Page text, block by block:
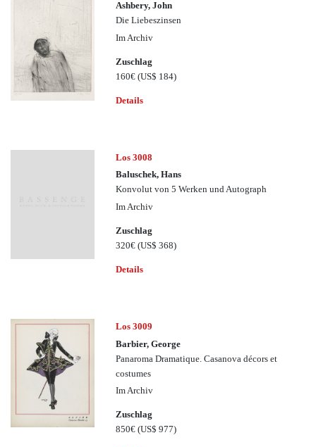
Ashbery, John
Die Liebeszinsen
Im Archiv
Zuschlag
160€(US$ 184)
Details
Los 3008
Baluschek, Hans
Konvolut von 5 Werken und Autograph
Im Archiv
Zuschlag
320€(US$ 368)
Details
Los 3009
Barbier, George
Panaroma Dramatique. Casanova décors et
costumes
Im Archiv
Zuschlag
850€(US$ 977)